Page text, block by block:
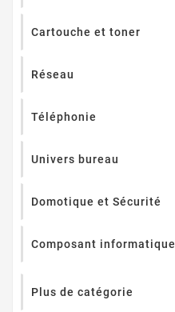
Cartouche et toner
Réseau
Téléphonie
Univers bureau
Domotique et Sécurité
Composant informatique
Plus de catégorie